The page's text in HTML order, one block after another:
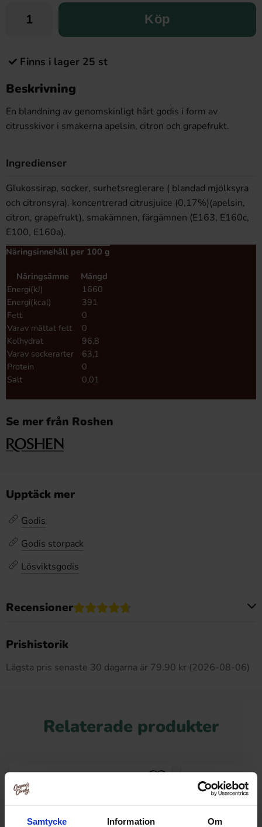
Samtycke Information Om
Köp
Finns i lager 25 st
Beskrivning
En blandning av genomskinligt hårt godis i form av
citrusskivor i smakerna apelsin, citron och grapefrukt.
Ingredienser
Glukossirap, socker, surhetsreglerare ( blandad mjölksyra
och citronsyra). koncentrerad citrusjuice (0,17%)(apelsin,
citron, grapefrukt), smakämnen, färgämnen (E163, E160c,
E100, E160a).
Näringsinnehåll per 100 g
Näringsämne
Mängd
Energi(kJ)
1660
Energi(kcal)
391
Fett
0
Varav mättat fett
0
Kolhydrat
96,8
Varav sockerarter
63,1
Protein
0
Salt
0,01
Se mer från Roshen
Upptäck mer
Godis
Godis storpack
Lösviktsgodis
Recensioner
Prishistorik
Lägsta pris senaste 30 dagarna är 79.90 kr (2026-08-06)
Relaterade produkter